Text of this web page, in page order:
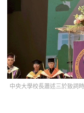
中央大學校長蕭述三於致詞